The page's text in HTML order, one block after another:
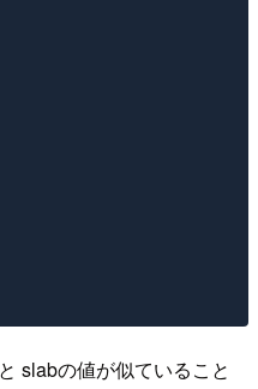
slabの値が似ていること